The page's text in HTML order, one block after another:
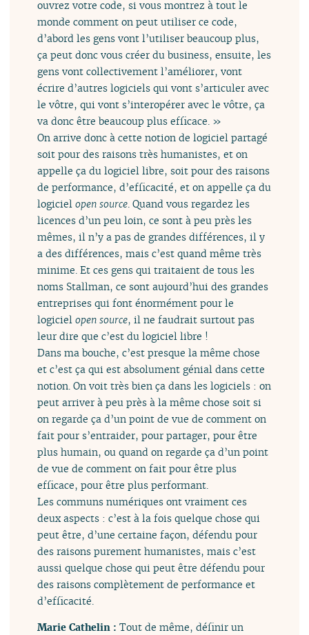
ouvrez votre code, si vous montrez à tout le
monde comment on peut utiliser ce code,
d’abord les gens vont l’utiliser beaucoup plus,
ça peut donc vous créer du business, ensuite, les
gens vont collectivement l’améliorer, vont
écrire d’autres logiciels qui vont s’articuler avec
le vôtre, qui vont s’interopérer avec le vôtre, ça
va donc être beaucoup plus efficace. »
On arrive donc à cette notion de logiciel partagé
soit pour des raisons très humanistes, et on
appelle ça du logiciel libre, soit pour des raisons
de performance, d’efficacité, et on appelle ça du
logicielopen source. Quand vous regardez les
licences d’un peu loin, ce sont à peu près les
mêmes, il n’y a pas de grandes différences, il y
a des différences, mais c’est quand même très
minime. Et ces gens qui traitaient de tous les
noms Stallman, ce sont aujourd’hui des grandes
entreprises qui font énormément pour le
logicielopen source, il ne faudrait surtout pas
leur dire que c’est du logiciel libre !
Dans ma bouche, c’est presque la même chose
et c’est ça qui est absolument génial dans cette
notion. On voit très bien ça dans les logiciels : on
peut arriver à peu près à la même chose soit si
on regarde ça d’un point de vue de comment on
fait pour s’entraider, pour partager, pour être
plus humain, ou quand on regarde ça d’un point
de vue de comment on fait pour être plus
efficace, pour être plus performant.
Les communs numériques ont vraiment ces
deux aspects : c’est à la fois quelque chose qui
peut être, d’une certaine façon, défendu pour
des raisons purement humanistes, mais c’est
aussi quelque chose qui peut être défendu pour
des raisons complètement de performance et
d’efficacité.
Marie Cathelin :Tout de même, définir un